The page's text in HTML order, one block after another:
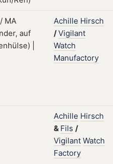
Achille Hirsch
/Vigilant
Watch
Manufactory
Achille Hirsch
& Fils /
Vigilant Watch
Factory